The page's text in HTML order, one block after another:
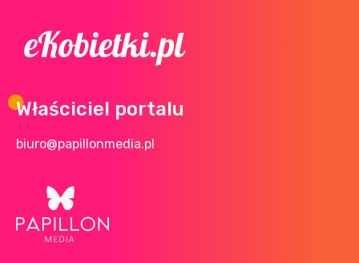
Właściciel portalu
biuro@papillonmedia.pl